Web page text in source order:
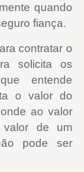
quando
fiança.
contratar o
solicita os
entende
o valor do
ao valor
de um
pode ser